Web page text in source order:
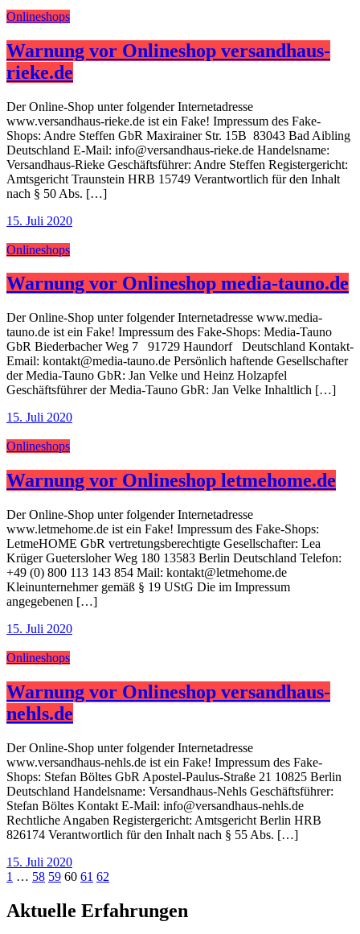
Onlineshops
Warnung vor Onlineshop versandhaus-
rieke.de
Der Online-Shop unter folgender Internetadresse
www.versandhaus-rieke.de ist ein Fake! Impressum des Fake-
Shops: Andre Steffen GbR Maxirainer Str. 15B 83043 Bad Aibling
Deutschland E-Mail: info@versandhaus-rieke.de Handelsname:
Versandhaus-Rieke Geschäftsführer: Andre Steffen Registergericht:
Amtsgericht Traunstein HRB 15749 Verantwortlich für den Inhalt
nach § 50 Abs. […]
15. Juli 2020
Onlineshops
Warnung vor Onlineshop media-tauno.de
Der Online-Shop unter folgender Internetadresse www.media-
tauno.de ist ein Fake! Impressum des Fake-Shops: Media-Tauno
GbR Biederbacher Weg 7 91729 Haundorf Deutschland Kontakt-
Email: kontakt@media-tauno.de Persönlich haftende Gesellschafter
der Media-Tauno GbR: Jan Velke und Heinz Holzapfel
Geschäftsführer der Media-Tauno GbR: Jan Velke Inhaltlich […]
15. Juli 2020
Onlineshops
Warnung vor Onlineshop letmehome.de
Der Online-Shop unter folgender Internetadresse
www.letmehome.de ist ein Fake! Impressum des Fake-Shops:
LetmeHOME GbR vertretungsberechtigte Gesellschafter: Lea
Krüger Guetersloher Weg 180 13583 Berlin Deutschland Telefon:
+49 (0) 800 113 143 854 Mail: kontakt@letmehome.de
Kleinunternehmer gemäß § 19 UStG Die im Impressum
angegebenen […]
15. Juli 2020
Onlineshops
Warnung vor Onlineshop versandhaus-
nehls.de
Der Online-Shop unter folgender Internetadresse
www.versandhaus-nehls.de ist ein Fake! Impressum des Fake-
Shops: Stefan Böltes GbR Apostel-Paulus-Straße 21 10825 Berlin
Deutschland Handelsname: Versandhaus-Nehls Geschäftsführer:
Stefan Böltes Kontakt E-Mail: info@versandhaus-nehls.de
Rechtliche Angaben Registergericht: Amtsgericht Berlin HRB
826174 Verantwortlich für den Inhalt nach § 55 Abs. […]
15. Juli 2020
Seitennummerierung
der
Beiträge
1 … 58 59 60 61 62
Aktuelle Erfahrungen